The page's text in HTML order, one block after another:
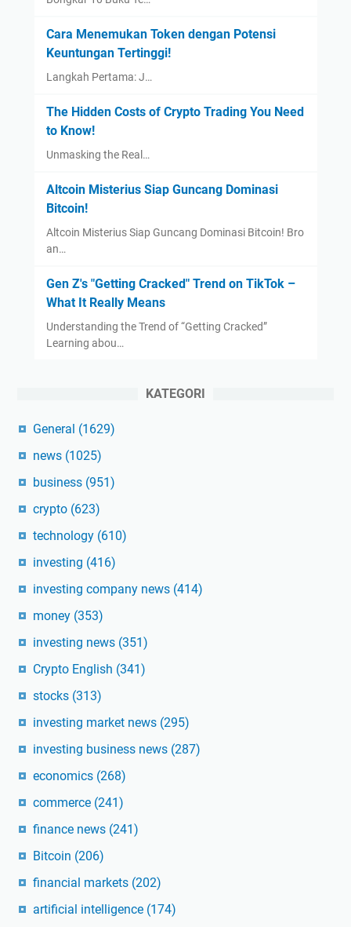
Cara Menemukan Token dengan Potensi
Keuntungan Tertinggi!
Langkah Pertama: J…
The Hidden Costs of Crypto Trading You Need
to Know!
Unmasking the Real…
Altcoin Misterius Siap Guncang Dominasi
Bitcoin!
Altcoin Misterius Siap Guncang Dominasi Bitcoin! Bro
an…
Gen Z's "Getting Cracked" Trend on TikTok –
What It Really Means
Understanding the Trend of “Getting Cracked”
Learning abou…
KATEGORI
General (1629)
news (1025)
business (951)
crypto (623)
technology (610)
investing (416)
investing company news (414)
money (353)
investing news (351)
Crypto English (341)
stocks (313)
investing market news (295)
investing business news (287)
economics (268)
commerce (241)
finance news (241)
Bitcoin (206)
financial markets (202)
artificial intelligence (174)